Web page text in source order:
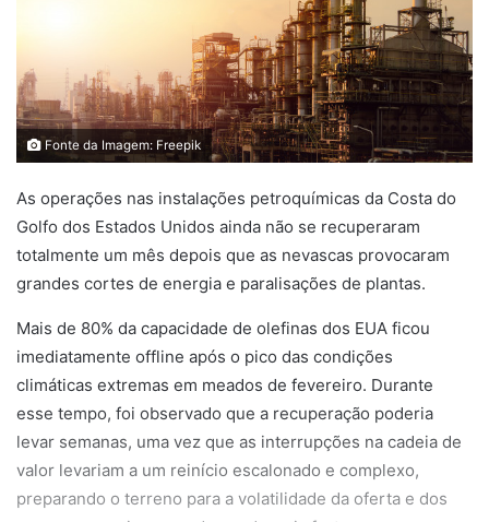
Fonte da Imagem: Freepik
As operações nas instalações petroquímicas da Costa do
Golfo dos Estados Unidos ainda não se recuperaram
totalmente um mês depois que as nevascas provocaram
grandes cortes de energia e paralisações de plantas.
Mais de 80% da capacidade de olefinas dos EUA ficou
imediatamente offline após o pico das condições
climáticas extremas em meados de fevereiro. Durante
esse tempo, foi observado que a recuperação poderia
levar semanas, uma vez que as interrupções na cadeia de
valor levariam a um reinício escalonado e complexo,
preparando o terreno para a volatilidade da oferta e dos